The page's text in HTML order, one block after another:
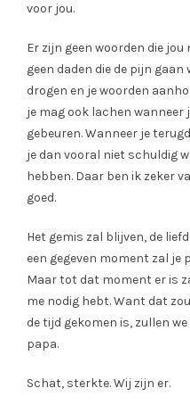
voor jou.
Er zijn geen woorden die
geen daden die de pijn
drogen en je woorden
je mag ook lachen wanneer
gebeuren. Wanneer je
je dan vooral niet schuldig
hebben. Daar ben ik zeker
goed.
Het gemis zal blijven, de
een gegeven moment zal je
Maar tot dat moment er is
me nodig hebt. Want dat
de tijd gekomen is, zullen
papa.
Schat, sterkte. Wij zijn er.